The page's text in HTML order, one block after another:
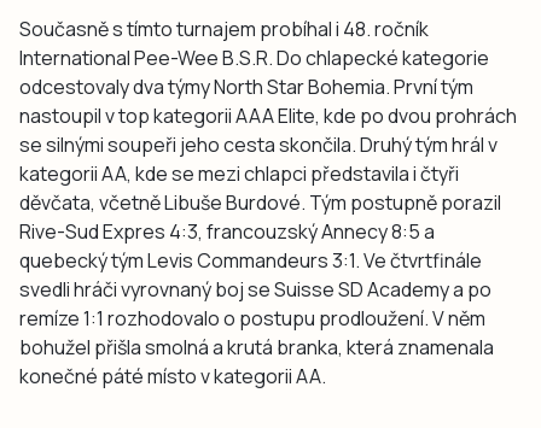
Současně s tímto turnajem probíhal i 48. ročník
International Pee-Wee B.S.R. Do chlapecké kategorie
odcestovaly dva týmy North Star Bohemia. První tým
nastoupil v top kategorii AAA Elite, kde po dvou prohrách
se silnými soupeři jeho cesta skončila. Druhý tým hrál v
kategorii AA, kde se mezi chlapci představila i čtyři
děvčata, včetně Libuše Burdové. Tým postupně porazil
Rive-Sud Expres 4:3, francouzský Annecy 8:5 a
quebecký tým Levis Commandeurs 3:1. Ve čtvrtfinále
svedli hráči vyrovnaný boj se Suisse SD Academy a po
remíze 1:1 rozhodovalo o postupu prodloužení. V něm
bohužel přišla smolná a krutá branka, která znamenala
konečné páté místo v kategorii AA.